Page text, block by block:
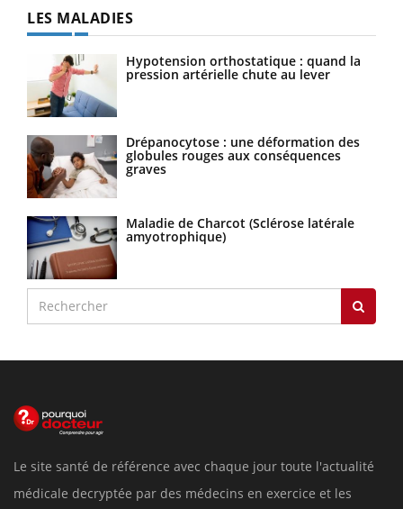
LES MALADIES
Hypotension orthostatique : quand la
pression artérielle chute au lever
Drépanocytose : une déformation des
globules rouges aux conséquences
graves
Maladie de Charcot (Sclérose latérale
amyotrophique)
Le site santé de référence avec chaque jour toute l'actualité
médicale decryptée par des médecins en exercice et les